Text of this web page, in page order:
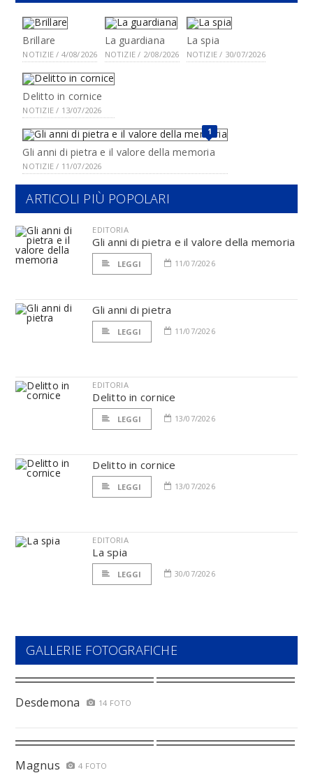
Brillare
NOTIZIE / 4/08/2026
La guardiana
NOTIZIE / 2/08/2026
La spia
NOTIZIE / 30/07/2026
Delitto in cornice
NOTIZIE / 13/07/2026
1
Gli anni di pietra e il valore della memoria
NOTIZIE / 11/07/2026
ARTICOLI PIÙ POPOLARI
EDITORIA
Gli anni di pietra e il valore della memoria
LEGGI 11/07/2026
Gli anni di pietra
LEGGI 11/07/2026
EDITORIA
Delitto in cornice
LEGGI 13/07/2026
Delitto in cornice
LEGGI 13/07/2026
EDITORIA
La spia
LEGGI 30/07/2026
GALLERIE FOTOGRAFICHE
Desdemona 14 FOTO
Magnus 4 FOTO